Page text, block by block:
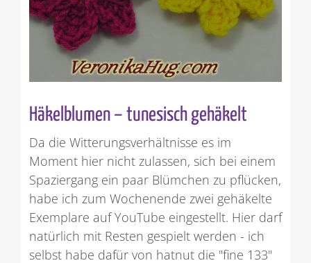
Häkelblumen – tunesisch gehäkelt
Da die Witterungsverhältnisse es im
Moment hier nicht zulassen, sich bei einem
Spaziergang ein paar Blümchen zu pflücken,
habe ich zum Wochenende zwei gehäkelte
Exemplare auf YouTube eingestellt. Hier darf
natürlich mit Resten gespielt werden - ich
selbst habe dafür von hatnut die "fine 133"